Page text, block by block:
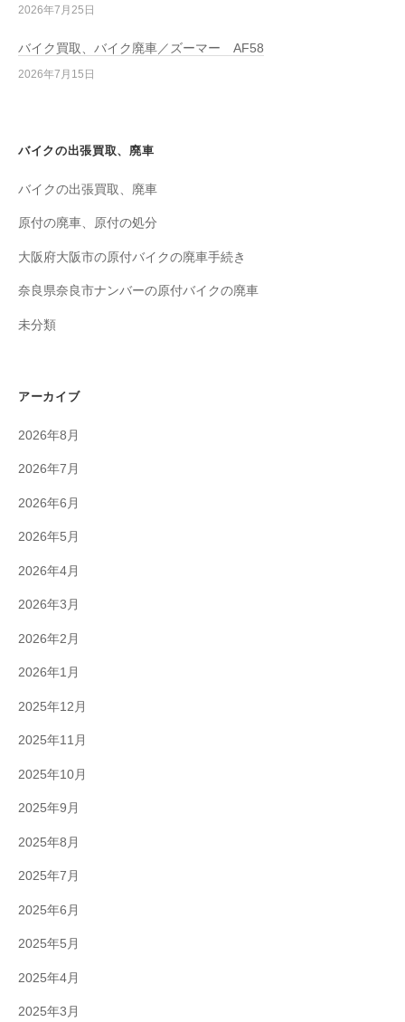
2026年7月25日
バイク買取、バイク廃車／ズーマー AF58
2026年7月15日
バイクの出張買取、廃車
バイクの出張買取、廃車
原付の廃車、原付の処分
大阪府大阪市の原付バイクの廃車手続き
奈良県奈良市ナンバーの原付バイクの廃車
未分類
アーカイブ
2026年8月
2026年7月
2026年6月
2026年5月
2026年4月
2026年3月
2026年2月
2026年1月
2025年12月
2025年11月
2025年10月
2025年9月
2025年8月
2025年7月
2025年6月
2025年5月
2025年4月
2025年3月